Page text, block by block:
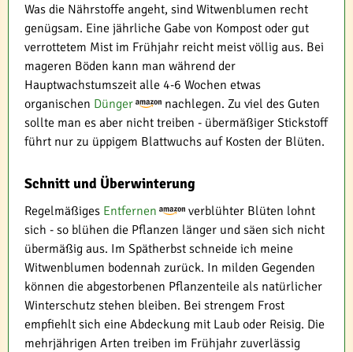
Was die Nährstoffe angeht, sind Witwenblumen recht
genügsam. Eine jährliche Gabe von Kompost oder gut
verrottetem Mist im Frühjahr reicht meist völlig aus. Bei
mageren Böden kann man während der
Hauptwachstumszeit alle 4-6 Wochen etwas
organischen Dünger
nachlegen. Zu viel des Guten
sollte man es aber nicht treiben - übermäßiger Stickstoff
führt nur zu üppigem Blattwuchs auf Kosten der Blüten.
Schnitt und Überwinterung
Regelmäßiges Entfernen
verblühter Blüten lohnt
sich - so blühen die Pflanzen länger und säen sich nicht
übermäßig aus. Im Spätherbst schneide ich meine
Witwenblumen bodennah zurück. In milden Gegenden
können die abgestorbenen Pflanzenteile als natürlicher
Winterschutz stehen bleiben. Bei strengem Frost
empfiehlt sich eine Abdeckung mit Laub oder Reisig. Die
mehrjährigen Arten treiben im Frühjahr zuverlässig